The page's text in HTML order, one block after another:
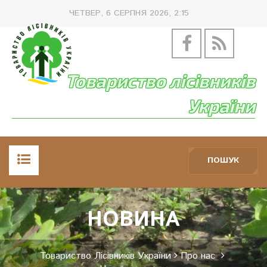
ЧЕТВЕР, 6 СЕРПНЯ 2026, 2:15
Товариство лісівників
України
ГОЛОВНА
ПРО НАС
НОВИНИ, ЗАХОДИ
ПОШУК
НОВИНА
Товариство Лісівників України
Про нас